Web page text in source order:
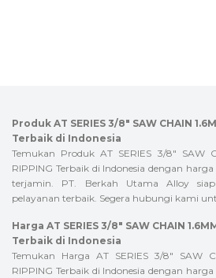
Produk AT SERIES 3/8″ SAW CHAIN
Terbaik di Indonesia
Temukan Produk AT SERIES 3/8″ SAW
RIPPING Terbaik di Indonesia dengan
terjamin. PT. Berkah Utama Alloy
pelayanan terbaik. Segera hubungi kami
Harga AT SERIES 3/8″ SAW CHAIN
Terbaik di Indonesia
Temukan Harga AT SERIES 3/8″ SAW
RIPPING Terbaik di Indonesia dengan